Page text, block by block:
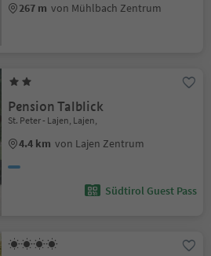
267 m von Mühlbach Zentrum
Pension Talblick
St. Peter - Lajen, Lajen,
4.4 km von Lajen Zentrum
Südtirol Guest Pass